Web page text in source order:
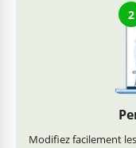
2
Modifiez facilement